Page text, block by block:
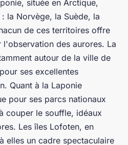
située en Arctique,
la Norvège, la Suède, la
de ces territoires offre
des aurores. La
autour de la ville de
ses excellentes
Quant à la Laponie
pour ses parcs nationaux
couper le souffle, idéaux
Les îles Lofoten, en
elles un cadre spectaculaire